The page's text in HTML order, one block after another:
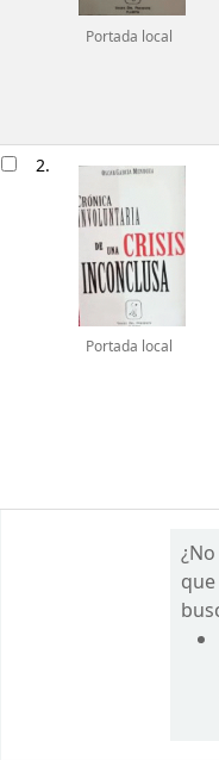
Portada local
2.
Portada local